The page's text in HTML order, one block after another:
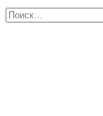
Перейти
к
Search
for: